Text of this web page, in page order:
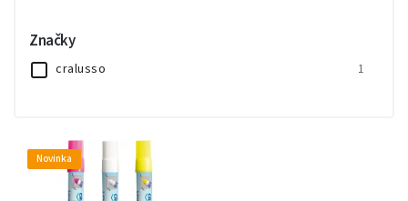
Značky
cralusso 1
Novinka